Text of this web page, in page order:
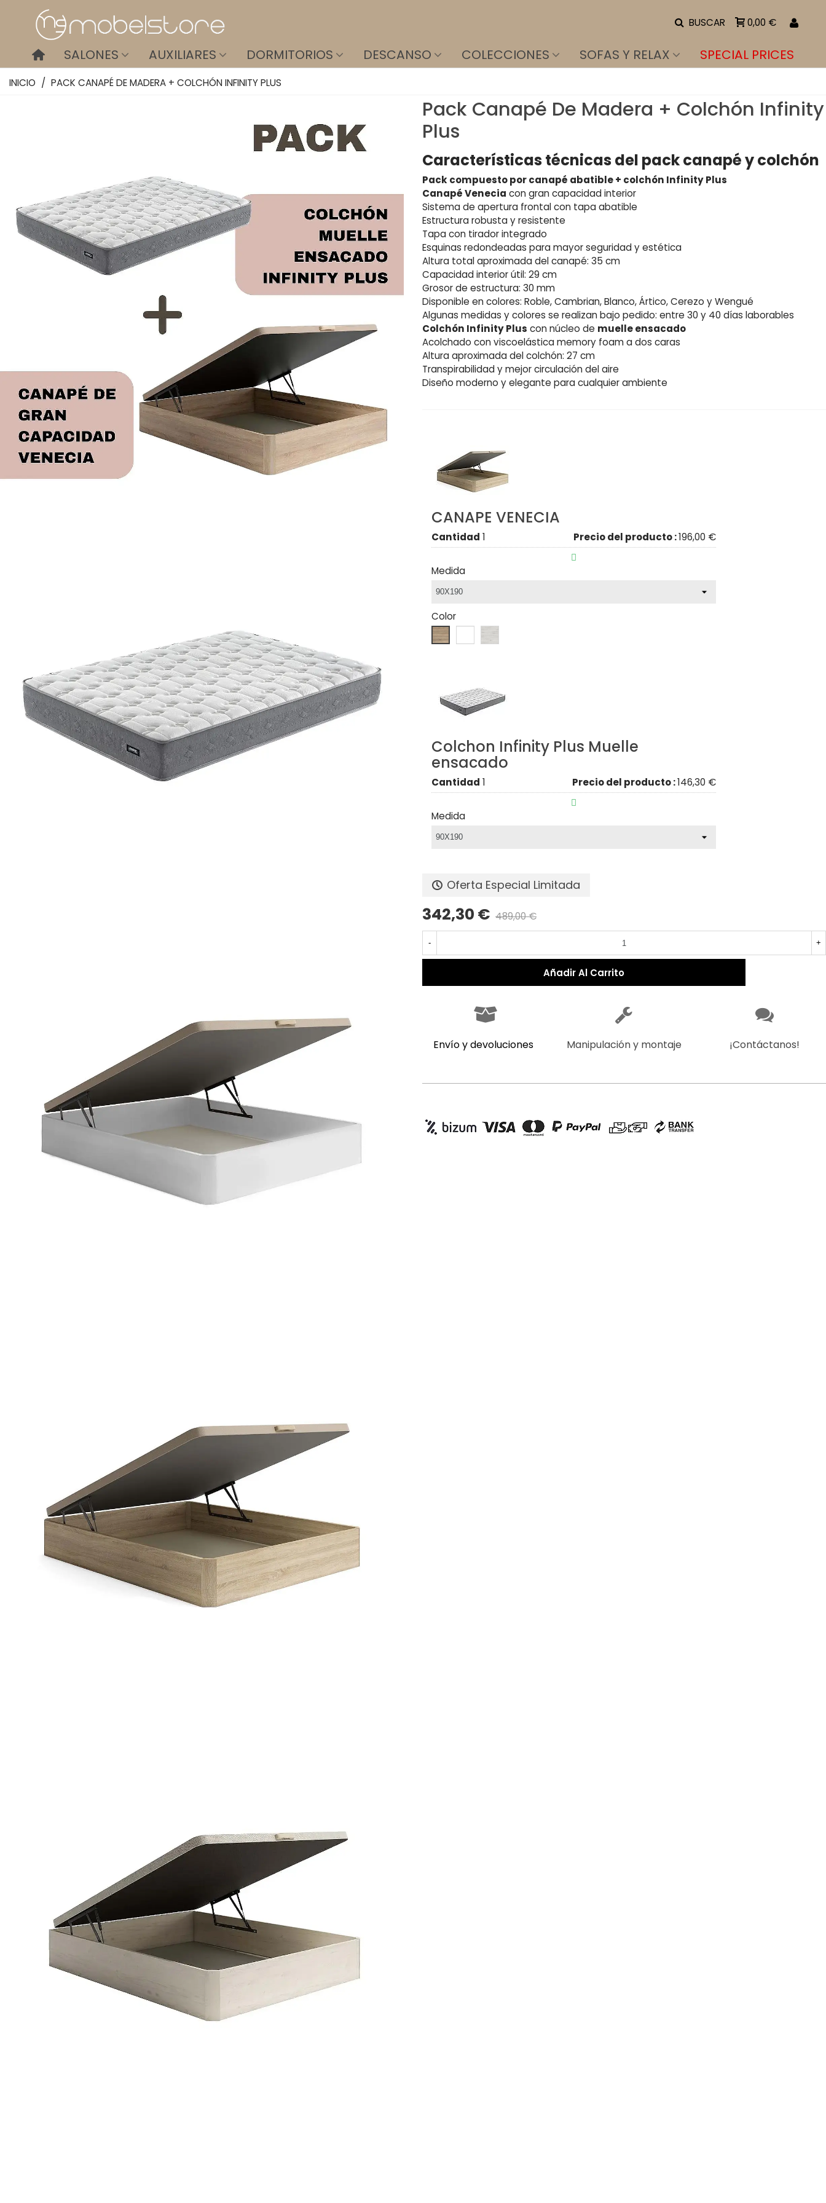
BUSCAR 0,00 €
SALONES AUXILIARES DORMITORIOS DESCANSO COLECCIONES SOFAS Y RELAX SPECIAL PRICES
INICIO / PACK CANAPÉ DE MADERA + COLCHÓN INFINITY PLUS
Pack Canapé De Madera + Colchón Infinity
Plus
Características técnicas del pack canapé y colchón
Pack compuesto por canapé abatible + colchón Infinity Plus
Canapé Venecia con gran capacidad interior
Sistema de apertura frontal con tapa abatible
Estructura robusta y resistente
Tapa con tirador integrado
Esquinas redondeadas para mayor seguridad y estética
Altura total aproximada del canapé: 35 cm
Capacidad interior útil: 29 cm
Grosor de estructura: 30 mm
Disponible en colores: Roble, Cambrian, Blanco, Ártico, Cerezo y Wengué
Algunas medidas y colores se realizan bajo pedido: entre 30 y 40 días laborables
Colchón Infinity Plus con núcleo de muelle ensacado
Acolchado con viscoelástica memory foam a dos caras
Altura aproximada del colchón: 27 cm
Transpirabilidad y mejor circulación del aire
Diseño moderno y elegante para cualquier ambiente
CANAPE VENECIA
Cantidad 1 Precio del producto :196,00 €

Medida
Color
Colchon Infinity Plus Muelle
ensacado
Cantidad 1 Precio del producto :146,30 €

Medida
Oferta Especial Limitada
342,30 € 489,00 €
- +
Añadir Al Carrito
Envío y devoluciones Manipulación y montaje ¡Contáctanos!